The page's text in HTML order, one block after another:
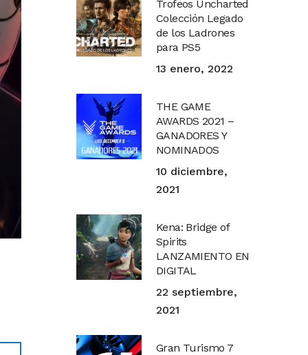
Trofeos Uncharted
Colección Legado
de los Ladrones
para PS5
13 enero, 2022
THE GAME
AWARDS 2021 –
GANADORES Y
NOMINADOS
10 diciembre,
2021
Kena: Bridge of
Spirits
LANZAMIENTO EN
DIGITAL
22 septiembre,
2021
Gran Turismo 7